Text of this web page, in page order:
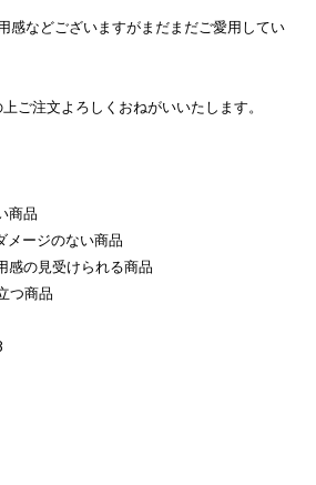
感などございますがまだまだご愛用してい
ご注文よろしくおねがいいたします。
商品
メージのない商品
感の見受けられる商品
つ商品